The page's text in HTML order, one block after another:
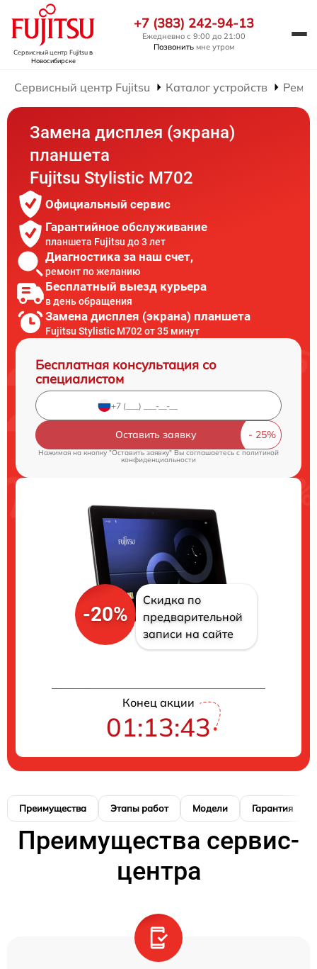
Сервисный центр Fujitsuв
Новосибирске
+7 (383) 242-94-13
Ежедневно с 9:00 до 21:00
Позвонить мне утром
Сервисный центр Fujitsu Каталог устройств
Замена дисплея (экрана)
планшета
Fujitsu Stylistic M702
Официальный сервис
Гарантийное обслуживание
планшета Fujitsu до 3 лет
Диагностика за наш счет,
ремонт по желанию
Бесплатный выезд курьера
в день обращения
Замена дисплея (экрана) планшета
Fujitsu Stylistic M702 от 35 минут
Бесплатная консультация со
специалистом
Оставить заявку
Нажимая на кнопку "Оставить заявку" Вы соглашаетесь cполитикой
конфиденциальности
-20%
Скидка по
предварительной
записи на сайте
Конец акции
01:13:42
Преимущества Этапы работ Модели Гарантия
Преимущества сервис-
центра